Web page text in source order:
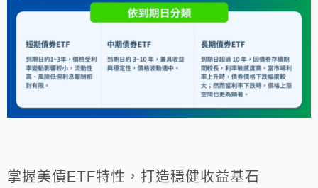
掌握美債ETF特性，打造穩健收益基石